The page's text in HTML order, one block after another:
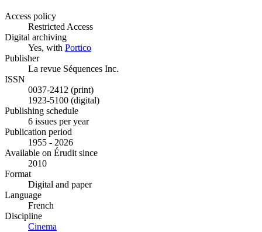
Access policy
Restricted Access
Digital archiving
Yes, with Portico
Publisher
La revue Séquences Inc.
ISSN
0037-2412 (print)
1923-5100 (digital)
Publishing schedule
6 issues per year
Publication period
1955 - 2026
Available on Érudit since
2010
Format
Digital and paper
Language
French
Discipline
Cinema